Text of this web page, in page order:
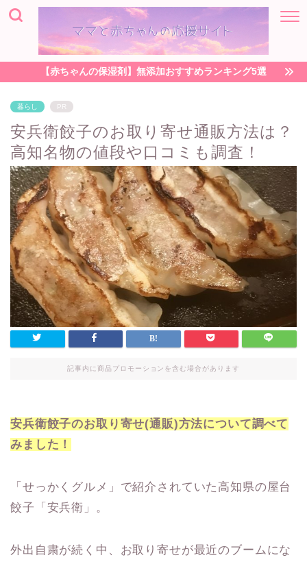
【赤ちゃんの保湿剤】無添加おすすめランキング5選
暮らし PR
安兵衛餃子のお取り寄せ通販方法は？
高知名物の値段や口コミも調査！
記事内に商品プロモーションを含む場合があります
安兵衛餃子のお取り寄せ(通販)方法について調べて
みました！
「せっかくグルメ」で紹介されていた高知県の屋台
餃子「安兵衛」。
外出自粛が続く中、お取り寄せが最近のブームにな